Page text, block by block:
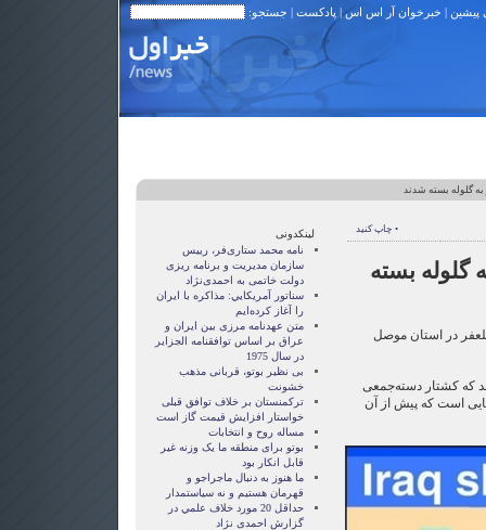
پیشین | خبرخوان آر اس اس| پادکست | جستجو:
به گلوله بسته شدند
• چاپ کنید
گلوله بسته
در استان موصل
که کشتار دسته‌جمعی
است که پیش از آن
لینکدونی
نامه محمد ستاری‌فر، رییس
سازمان مدیریت و برنامه ریزی
دولت خاتمی به احمدی‌نژاد
سناتور آمريکايي: مذاکره با ايران
را آغاز کرده‌ايم
متن عهدنامه مرزى بين ايران و
عراق بر اساس توافقنامه الجزاير
در سال 1975
بی نظیر بوتو، قربانی مذهب
خشونت
ترکمنستان بر خلاف توافق قبلی
خواستار افزایش قیمت گاز است
مساله روح و انتخابات
بوتو برای منطقه ما یک وزنه غیر
قابل انکار بود
ما هنوز به دنبال ماجراجو و
قهرمان هستيم و نه سياستمدار
حداقل 20 مورد خلاف علمي در
گزارش احمدی نژاد